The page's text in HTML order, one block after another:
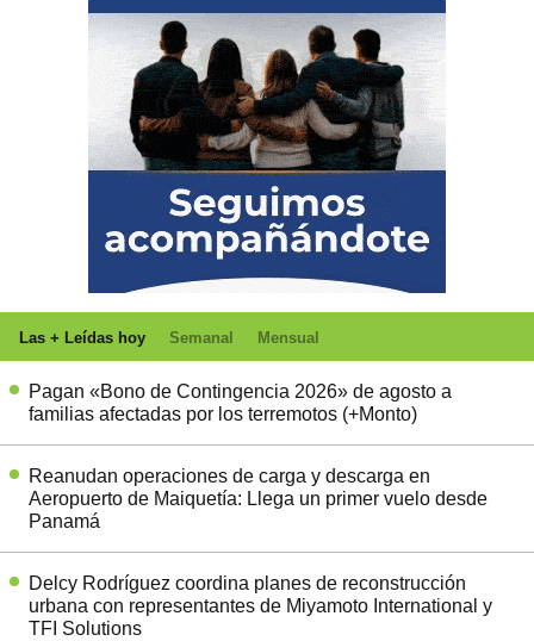
Las + Leídas hoy Semanal Mensual
Pagan «Bono de Contingencia 2026» de agosto a
familias afectadas por los terremotos (+Monto)
Reanudan operaciones de carga y descarga en
Aeropuerto de Maiquetía: Llega un primer vuelo desde
Panamá
Delcy Rodríguez coordina planes de reconstrucción
urbana con representantes de Miyamoto International y
TFI Solutions